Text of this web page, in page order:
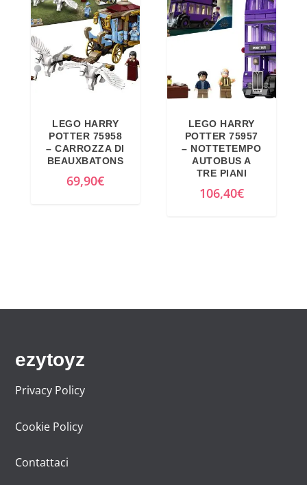
LEGO HARRY
POTTER 75958
– CARROZZA DI
BEAUXBATONS
69,90€
LEGO HARRY
POTTER 75957
– NOTTETEMPO
AUTOBUS A
TRE PIANI
106,40€
ezytoyz
Privacy Policy
Cookie Policy
Contattaci